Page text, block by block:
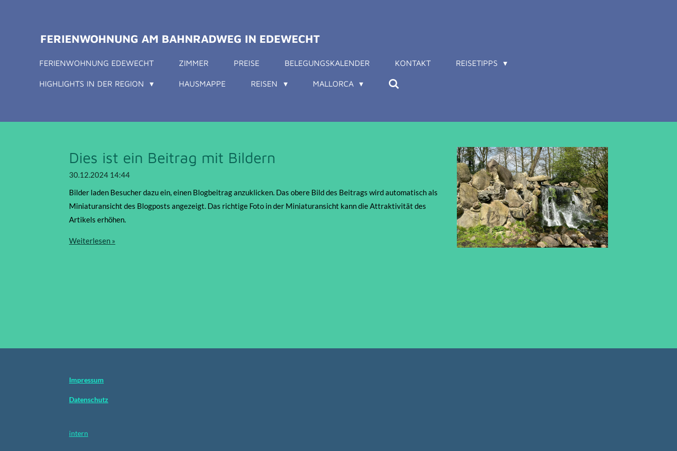
FERIENWOHNUNG AM BAHNRADWEG IN EDEWECHT
FERIENWOHNUNG EDEWECHT ZIMMER PREISE BELEGUNGSKALENDER KONTAKT REISETIPPS
HIGHLIGHTS IN DER REGION HAUSMAPPE REISEN MALLORCA
Dies ist ein Beitrag mit Bildern
30.12.2024 14:44
Bilder laden Besucher dazu ein, einen Blogbeitrag anzuklicken. Das obere Bild des Beitrags wird automatisch als
Miniaturansicht des Blogposts angezeigt. Das richtige Foto in der Miniaturansicht kann die Attraktivität des
Artikels erhöhen.
Weiterlesen »
Impressum
Datenschutz
intern